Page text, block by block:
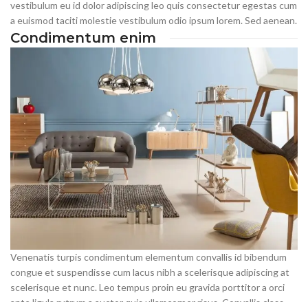
vestibulum eu id dolor adipiscing leo quis consectetur egestas cum
a euismod taciti molestie vestibulum odio ipsum lorem. Sed aenean.
Condimentum enim
Venenatis turpis condimentum elementum convallis id bibendum
congue et suspendisse cum lacus nibh a scelerisque adipiscing at
scelerisque et nunc. Leo tempus proin eu gravida porttitor a orci